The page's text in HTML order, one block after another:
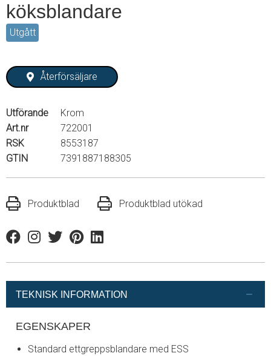
köksblandare
Utgått
Återförsäljare
Utförande
Krom
Art.nr
722001
RSK
8553187
GTIN
7391887188305
Produktblad Produktblad utökad
FacebookInstagram
TwitterPinterestLinkedin
TEKNISK INFORMATION
EGENSKAPER
Standard ettgreppsblandare med ESS